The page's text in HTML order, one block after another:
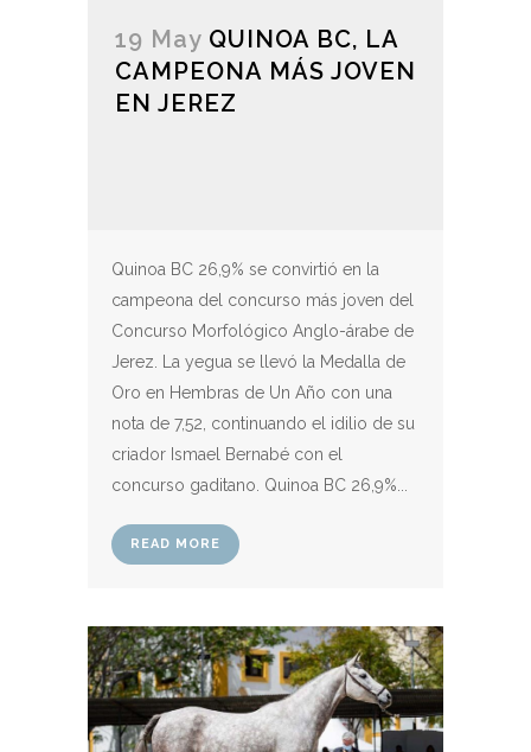
19 May QUINOA BC, LA
CAMPEONA MÁS JOVEN
EN JEREZ
Quinoa BC 26,9% se convirtió en la
campeona del concurso más joven del
Concurso Morfológico Anglo-árabe de
Jerez. La yegua se llevó la Medalla de
Oro en Hembras de Un Año con una
nota de 7,52, continuando el idilio de su
criador Ismael Bernabé con el
concurso gaditano. Quinoa BC 26,9%...
READ MORE